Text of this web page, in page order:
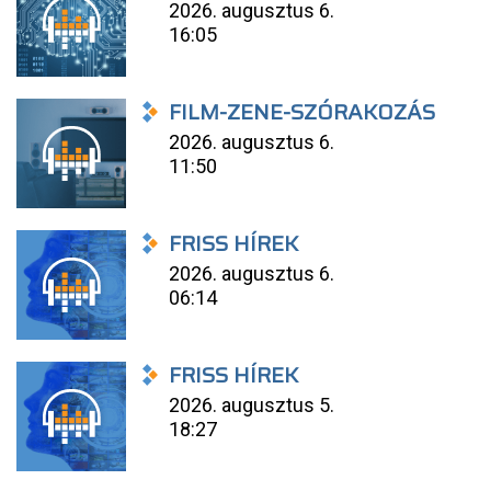
2026. augusztus 6.
16:05
FILM-ZENE-SZÓRAKOZÁS
2026. augusztus 6.
11:50
FRISS HÍREK
2026. augusztus 6.
06:14
FRISS HÍREK
2026. augusztus 5.
18:27